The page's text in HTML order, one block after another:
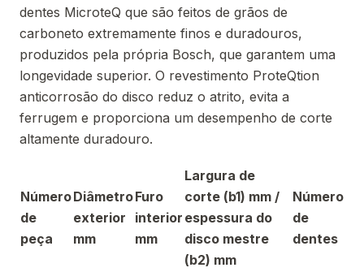
dentes MicroteQ que são feitos de grãos de
carboneto extremamente finos e duradouros,
produzidos pela própria Bosch, que garantem uma
longevidade superior. O revestimento ProteQtion
anticorrosão do disco reduz o atrito, evita a
ferrugem e proporciona um desempenho de corte
altamente duradouro.
Número
de
peça
Diâmetro
exterior
mm
Furo
interior
mm
Largura de
corte (b1) mm /
espessura do
disco mestre
(b2) mm
Número
de
dentes